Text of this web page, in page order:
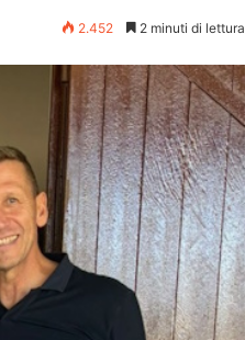
2.452 2 minuti di lettura